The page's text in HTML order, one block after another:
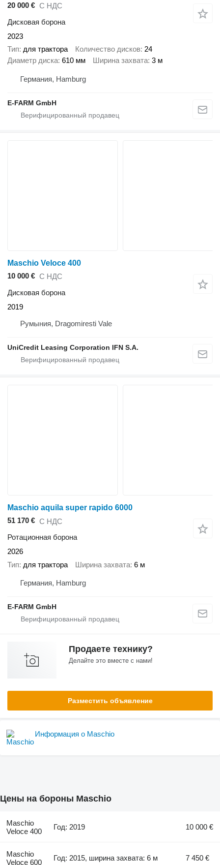
20 000 € С НДС
Дисковая борона
2023
Тип для трактора Количество дисков 24
Диаметр диска 610 мм Ширина захвата 3 м
Германия, Hamburg
E-FARM GmbH
Maschio Veloce 400
10 000 € С НДС
Дисковая борона
2019
Румыния, Dragomiresti Vale
UniCredit Leasing Corporation IFN S.A.
Maschio aquila super rapido 6000
51 170 € С НДС
Ротационная борона
2026
Тип для трактора Ширина захвата 6 м
Германия, Hamburg
E-FARM GmbH
Продаете технику?
Делайте это вместе с нами!
Разместить объявление
Информация о Maschio
Цены на бороны Maschio
Maschio
Veloce 400
Год: 2019 10 000 €
Maschio
Veloce 600
Год: 2015, ширина захвата: 6 м 7 450 €